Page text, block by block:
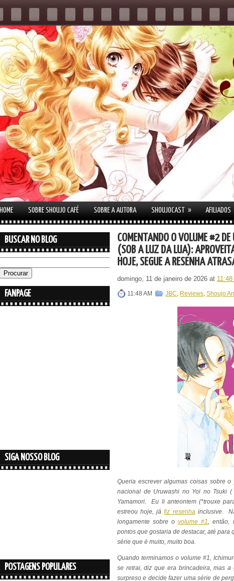
HOME SOBRE SHOUJO CAFÉ SOBRE A AUTORA SHOUJOCAST » AFILIADOS
BUSCAR NO BLOG
FANPAGE
SIGA NOSSO BLOG
POSTAGENS POPULARES
COMENTANDO O VOLUME #2
(SOB A LUZ DA LUA):
HOJE, SEGUE A RESENHA
domingo, 11 de janeiro de 2026 at 11:48
11:48 AM JBC, Reviews, Shoujo
Queria escrever algumas coisas sobre o
nacional de Uruwashi no Yoi no
Yamamori. Eu li anteontem (*trouxe
estreou hoje, jáfiz resenhainclusive.
longamente sobre ovolume #1, então,
pontos que gostaria de destacar, até
série que é muito, muito boa.
Quando terminamos o volume #1,
se retrai, diz que era brincadeira, mas
surpreso e decide fazer uma série de